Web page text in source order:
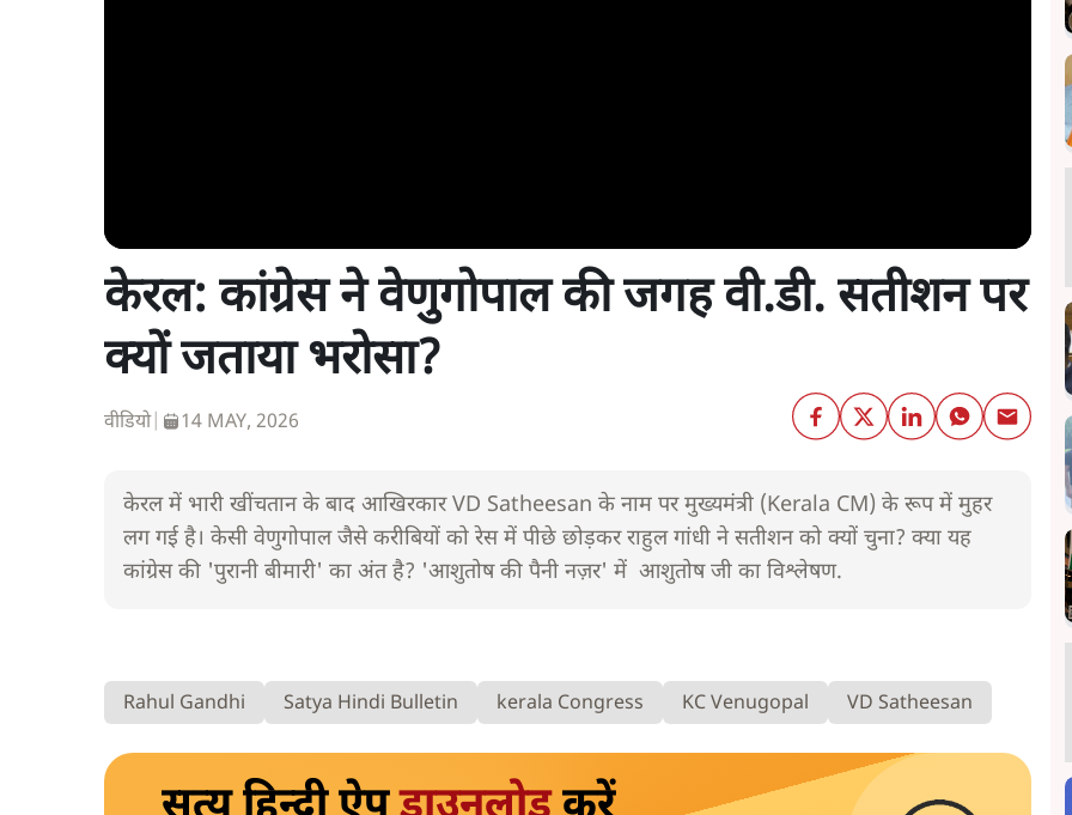
केरल: कांग्रेस ने वेणुगोपाल की जगह वी.डी. सतीशन पर
क्यों जताया भरोसा?
वीडियो| 14 MAY, 2026
केरल में भारी खींचतान के बाद आखिरकार VD Satheesan के नाम पर मुख्यमंत्री (Kerala CM) के रूप में मुहर
लग गई है। केसी वेणुगोपाल जैसे करीबियों को रेस में पीछे छोड़कर राहुल गांधी ने सतीशन को क्यों चुना? क्या यह
कांग्रेस की 'पुरानी बीमारी' का अंत है? 'आशुतोष की पैनी नज़र' में आशुतोष जी का विश्लेषण.
Rahul Gandhi Satya Hindi Bulletin kerala Congress KC Venugopal VD Satheesan